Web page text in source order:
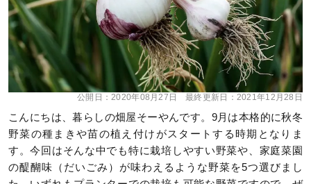
公開日：2020年08月27日 最終更新日： 2021年12月28日
こんにちは、暮らしの畑屋そーやんです。9月は本格的に秋冬
野菜の種まきや苗の植え付けがスタートする時期となりま
す。今回はそんな中でも特に栽培しやすい野菜や、家庭菜園
の醍醐味（だいごみ）が味わえるような野菜を5つ選びまし